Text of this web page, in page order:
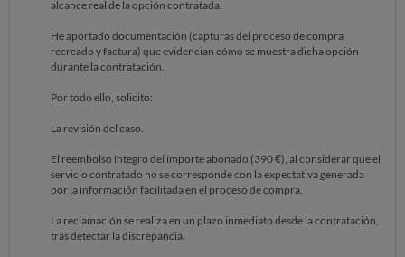
alcance real de la opción contratada.
He aportado documentación (capturas del proceso de compra
recreado y factura) que evidencian cómo se muestra dicha opción
durante la contratación.
Por todo ello, solicito:
La revisión del caso.
El reembolso íntegro del importe abonado (390 €), al considerar que el
servicio contratado no se corresponde con la expectativa generada
por la información facilitada en el proceso de compra.
La reclamación se realiza en un plazo inmediato desde la contratación,
tras detectar la discrepancia.